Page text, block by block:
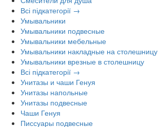
Всі підкатегорії →
Умывальники
Умывальники подвесные
Умывальники мебельные
Умывальники накладные на столешницу
Умывальники врезные в столешницу
Всі підкатегорії →
Унитазы и чаши Генуя
Унитазы напольные
Унитазы подвесные
Чаши Генуя
Писсуары подвесные